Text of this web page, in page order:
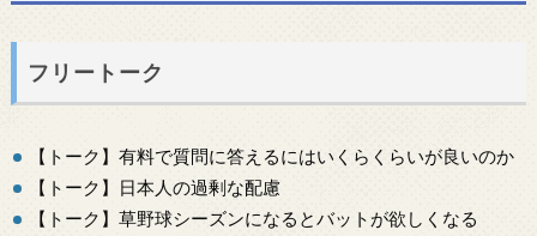
フリートーク
【トーク】有料で質問に答えるにはいくらくらいが良いのか
【トーク】日本人の過剰な配慮
【トーク】草野球シーズンになるとバットが欲しくなる